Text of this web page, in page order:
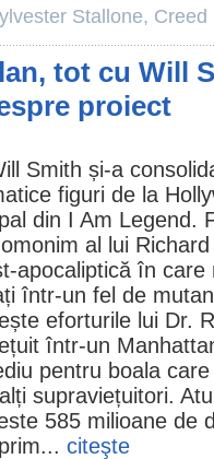
Stallone, Creed
tot cu Will
proiect
Smith și-a
figuri de la
din I Am Legend.
al lui
apocaliptică în care
într-un fel de
eforturile lui Dr.
într-un
pentru boala
supraviețuitori.
585 milioane de
citeşte